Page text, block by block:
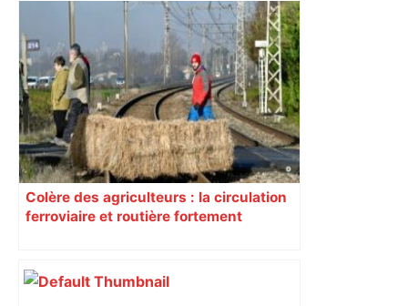
Colère des agriculteurs : la circulation
ferroviaire et routière fortement